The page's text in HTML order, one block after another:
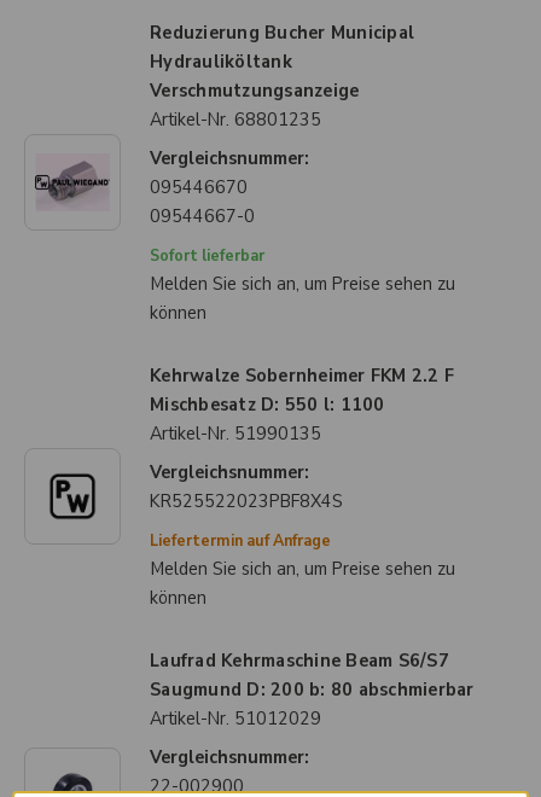
Reduzierung Bucher Municipal
Hydrauliköltank
Verschmutzungsanzeige
Artikel-Nr. 68801235
Vergleichsnummer:
095446670
09544667-0
Sofort lieferbar
Melden Sie sich an, um Preise sehen zu
können
Kehrwalze Sobernheimer FKM 2.2 F
Mischbesatz D: 550 l: 1100
Artikel-Nr. 51990135
Vergleichsnummer:
KR525522023PBF8X4S
Liefertermin auf Anfrage
Melden Sie sich an, um Preise sehen zu
können
Laufrad Kehrmaschine Beam S6/S7
Saugmund D: 200 b: 80 abschmierbar
Artikel-Nr. 51012029
Vergleichsnummer:
22-002900